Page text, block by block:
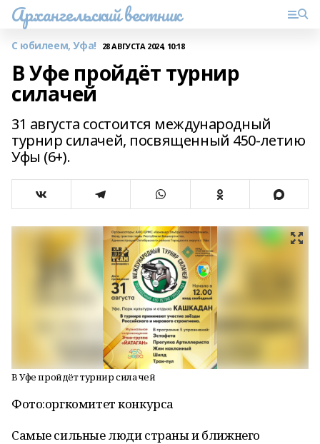
Архангельский вестник
С юбилеем, Уфа! 28 АВГУСТА 2024, 10:18
В Уфе пройдёт турнир
силачей
31 августа состоится международный
турнир силачей, посвященный 450-летию
Уфы (6+).
В Уфе пройдёт турнир силачей
Фото:оргкомитет конкурса
Самые сильные люди страны и ближнего